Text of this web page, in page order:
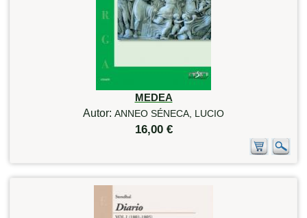
MEDEA
Autor: ANNEO SÉNECA, LUCIO
16,00 €